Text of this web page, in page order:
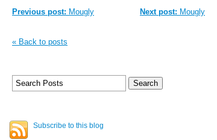
Next post: Mougly
Previous post: Mougly
« Back to posts
Subscribe to this blog